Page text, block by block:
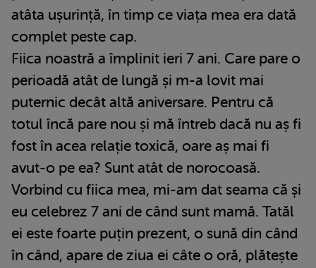
atâta ușurință, în timp ce viața mea era dată
complet peste cap.
Fiica noastră a împlinit ieri 7 ani. Care pare o
perioadă atât de lungă și m-a lovit mai
puternic decât altă aniversare. Pentru că
totul încă pare nou și mă întreb dacă nu aș fi
fost în acea relație toxică, oare aș mai fi
avut-o pe ea? Sunt atât de norocoasă.
Vorbind cu fiica mea, mi-am dat seama că și
eu celebrez 7 ani de când sunt mamă. Tatăl
ei este foarte puțin prezent, o sună din când
în când, apare de ziua ei câte o oră, plătește